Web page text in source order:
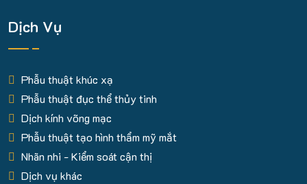
Dịch Vụ
Phẫu thuật khúc xạ
Phẫu thuật đục thể thủy tinh
Dịch kính võng mạc
Phẫu thuật tạo hình thẩm mỹ mắt
Nhãn nhi - Kiểm soát cận thị
Dịch vụ khác